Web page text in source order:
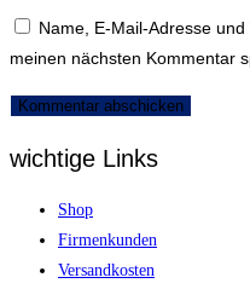
Name, E-Mail-Adresse
meinen nächsten Kommentar
wichtige Links
Shop
Firmenkunden
Versandkosten